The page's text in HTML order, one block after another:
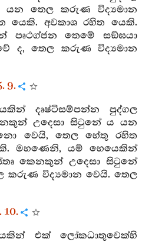
යන තෙල කරුණ විද්‍යමාන
යෙකි. අවකාශ රහිත යෙකි.
පෘථග්ජන තෙමේ සඞ්ඝයා
ද, තෙල කරුණ විද්‍යමාන
9.
දෘෂ්ටිසම්පන්න පුද්ගල
උදෙසා සිටුනේ ය යන
වෙයි, තෙල හේතු රහිත
මහණෙනි, යම් හෙයෙකින්
කෙනකුන් උදෙසා සිටුනේ
කරුණ විද්‍යමාන වෙයි. තෙල
10.
එක් ලෝකධාතුවෙක්හි